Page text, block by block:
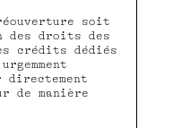
réouverture soit
des droits des
crédits dédiés
de manière